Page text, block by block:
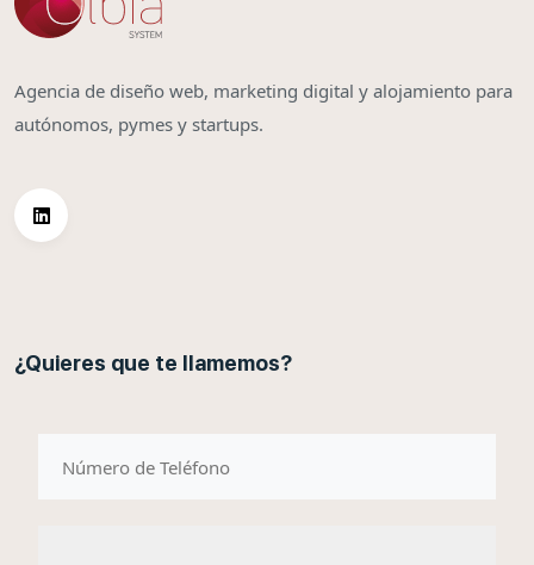
Agencia de diseño web, marketing digital y alojamiento para
autónomos, pymes y startups.
¿Quieres que te llamemos?